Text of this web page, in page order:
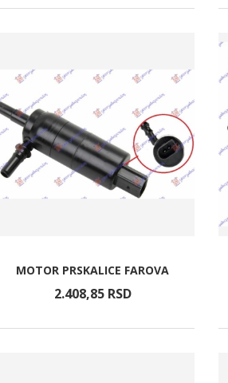
MOTOR PRSKALICE FAROVA
2.408,85 RSD